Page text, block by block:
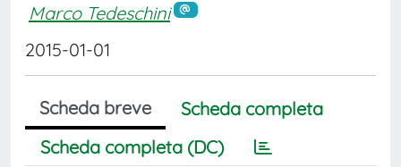
Marco Tedeschini
2015-01-01
Scheda breve
Scheda completa
Scheda completa (DC)